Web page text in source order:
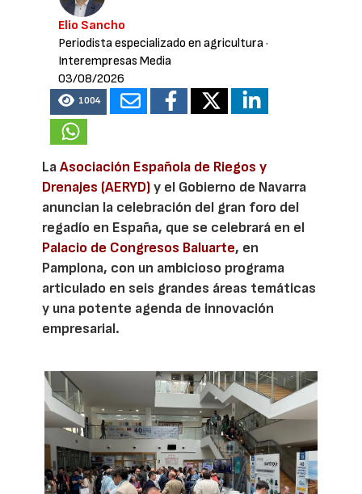
Elio Sancho
Periodista especializado en agricultura·
Interempresas Media
03/08/2026
1004
LaAsociación Española de Riegos y
Drenajes (AERYD)y el Gobierno de Navarra
anuncian la celebración del gran foro del
regadío en España, que se celebrará en el
Palacio de Congresos Baluarte, en
Pamplona, con un ambicioso programa
articulado en seis grandes áreas temáticas
y una potente agenda de innovación
empresarial.